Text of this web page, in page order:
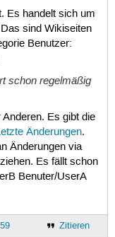
Es handelt sich um
sind Wikiseiten
Benutzer:
schon regelmäßig
Es gibt die
Änderungen.
Änderungen via
Es fällt schon
Benuter/UserA
Zitieren